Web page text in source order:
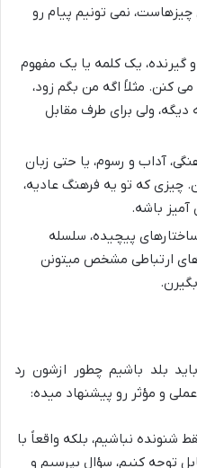
نمی تونیم پیام رو
گیرنده، یک کلمه یا یک مفهوم
کنن. مثلاً اگه من بگم زود،
من یعنی ۱۰ دقیقه دیگه، ولی برای طرف مقابل
آداب و رسوم، یا حتی زبان
چیزی که تو یه فرهنگ عادیه،
باشه.
پیچیده، سلسله
های ارتباطی مشخص میتونن
بلد باشیم چطور ازشون رد
و مؤثر رو پیشنهاد میده:
شنونده نباشیم، بلکه واقعاً با
توجه کنیم، سؤال بپرسیم و